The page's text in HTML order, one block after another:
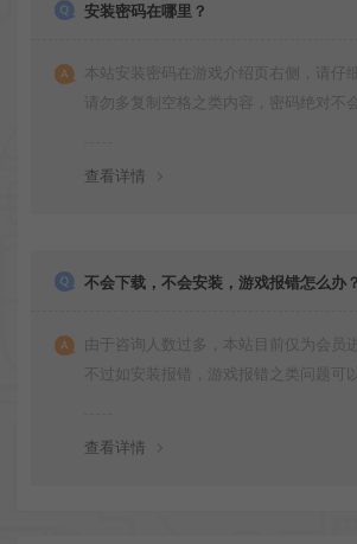
安装密码在哪里？
本站安装密码在游戏介绍页右侧，请仔
请勿多复制空格之类内容，密码绝对不
查看详情
不会下载，不会安装，游戏报错怎么办？
由于咨询人数过多，本站目前仅为会员
不过如安装报错，游戏报错之类问题可
查看详情